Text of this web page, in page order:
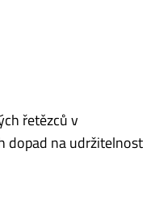
řetězců v
dopad na udržitelnost